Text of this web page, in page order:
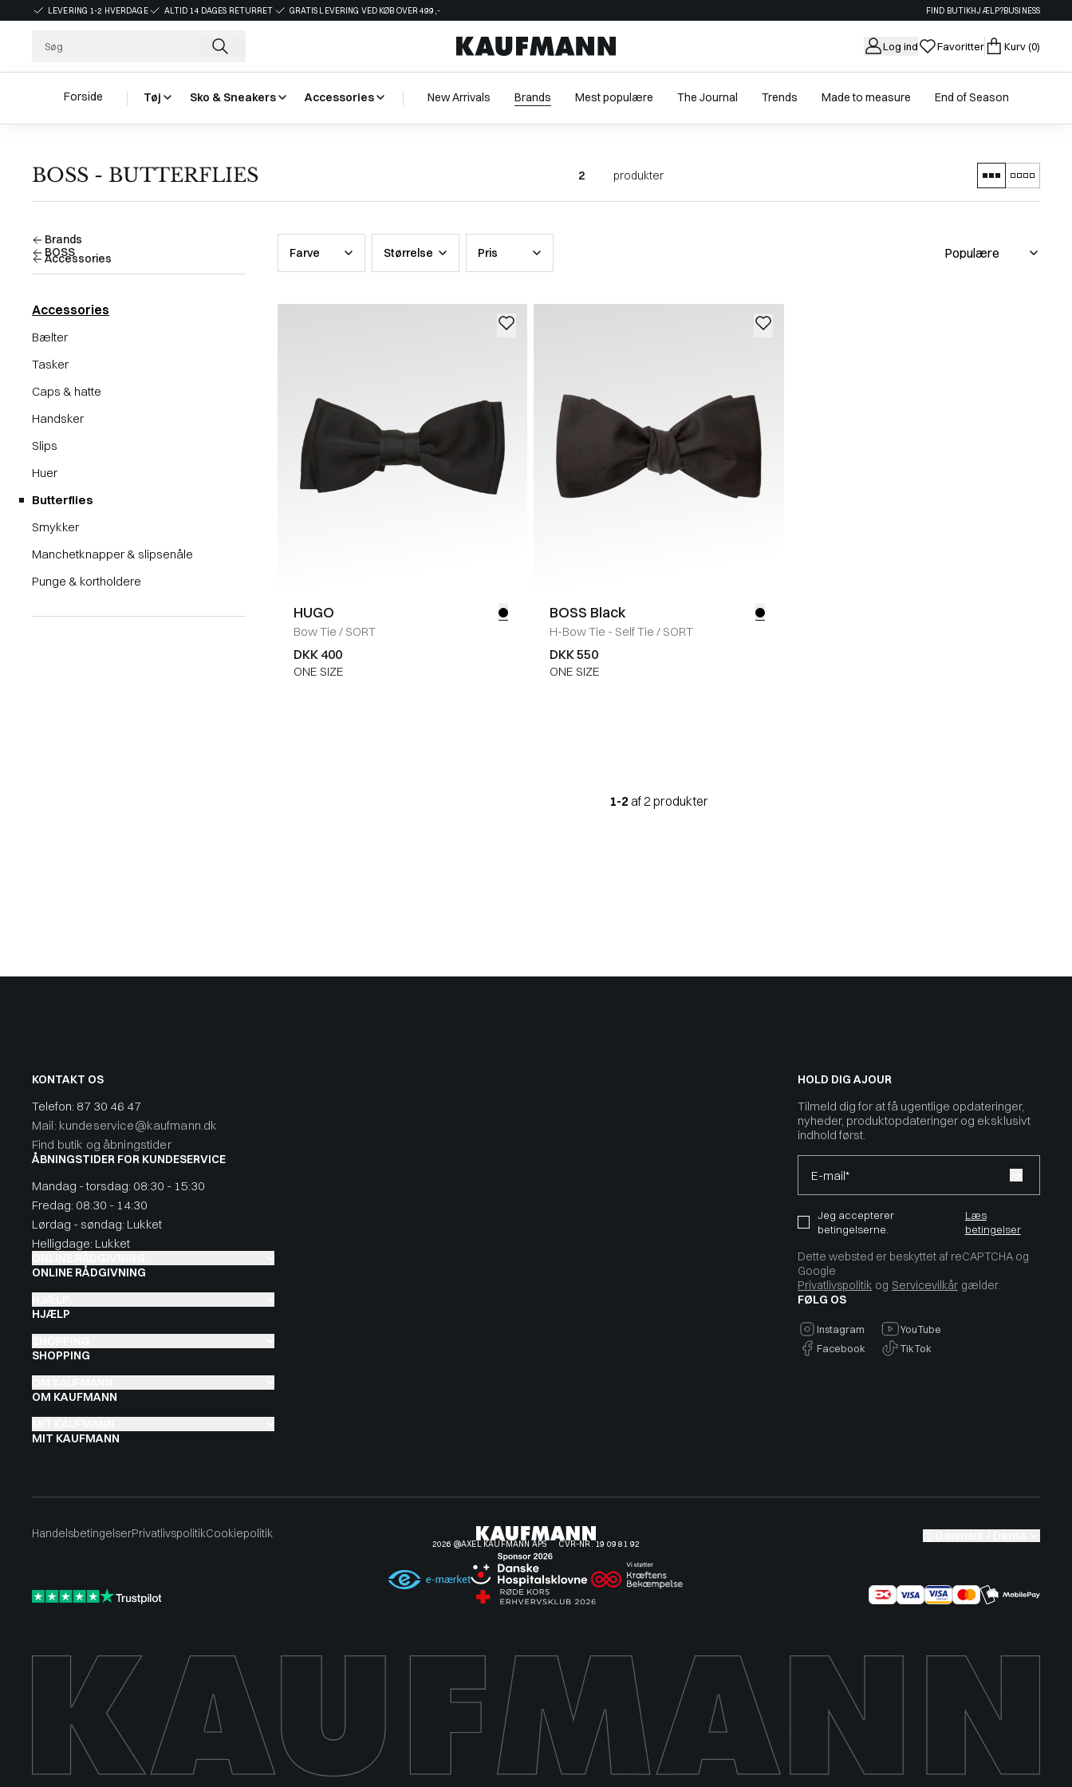
LEVERING 1-2 HVERDAGE ALTID 14 DAGES RETURRET GRATIS LEVERING VED KØB OVER 499,- FIND BUTIKHJÆLP?BUSINESS
Log ind Favoritter Kurv(0)
Forside Tøj Sko & Sneakers Accessories New Arrivals Brands Mest populære The Journal Trends Made to measure End of Season
BOSS - BUTTERFLIES 2 produkter
Brands
BOSS
Accessories
Accessories
Bælter
Tasker
Caps & hatte
Handsker
Slips
Huer
Butterflies
Smykker
Manchetknapper & slipsenåle
Punge & kortholdere
Farve Størrelse Pris
HUGO
Bow Tie / SORT
DKK 400
ONE SIZE
BOSS Black
H-Bow Tie - Self Tie / SORT
DKK 550
ONE SIZE
1-2 af 2 produkter
KONTAKT OS
Telefon: 87 30 46 47
Mail: kundeservice@kaufmann.dk
Find butik og åbningstider
ÅBNINGSTIDER FOR KUNDESERVICE
Mandag - torsdag: 08:30 - 15:30
Fredag: 08:30 - 14:30
Lørdag - søndag: Lukket
Helligdage: Lukket
ONLINE RÅDGIVNING
HJÆLP
SHOPPING
OM KAUFMANN
MIT KAUFMANN
FØLG OS
Instagram
YouTube
Facebook
TikTok
HOLD DIG AJOUR
Tilmeld dig for at få ugentlige opdateringer,
nyheder, produktopdateringer og eksklusivt
indhold først.
E-mail*
Jeg accepterer
betingelserne.
Læs
betingelser
Dette websted er beskyttet af reCAPTCHA og
Google
Privatlivspolitik og Servicevilkår gælder.
HandelsbetingelserPrivatlivspolitikCookiepolitik
2026 @AXEL KAUFMANN APS CVR-NR. 19 09 81 92